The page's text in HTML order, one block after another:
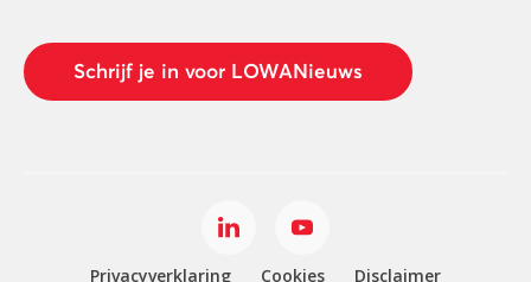
Schrijf je in voor LOWANieuws
Privacyverklaring Cookies Disclaimer